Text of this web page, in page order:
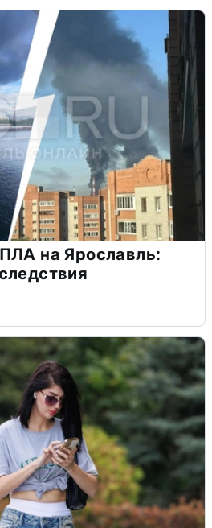
на Ярославль: